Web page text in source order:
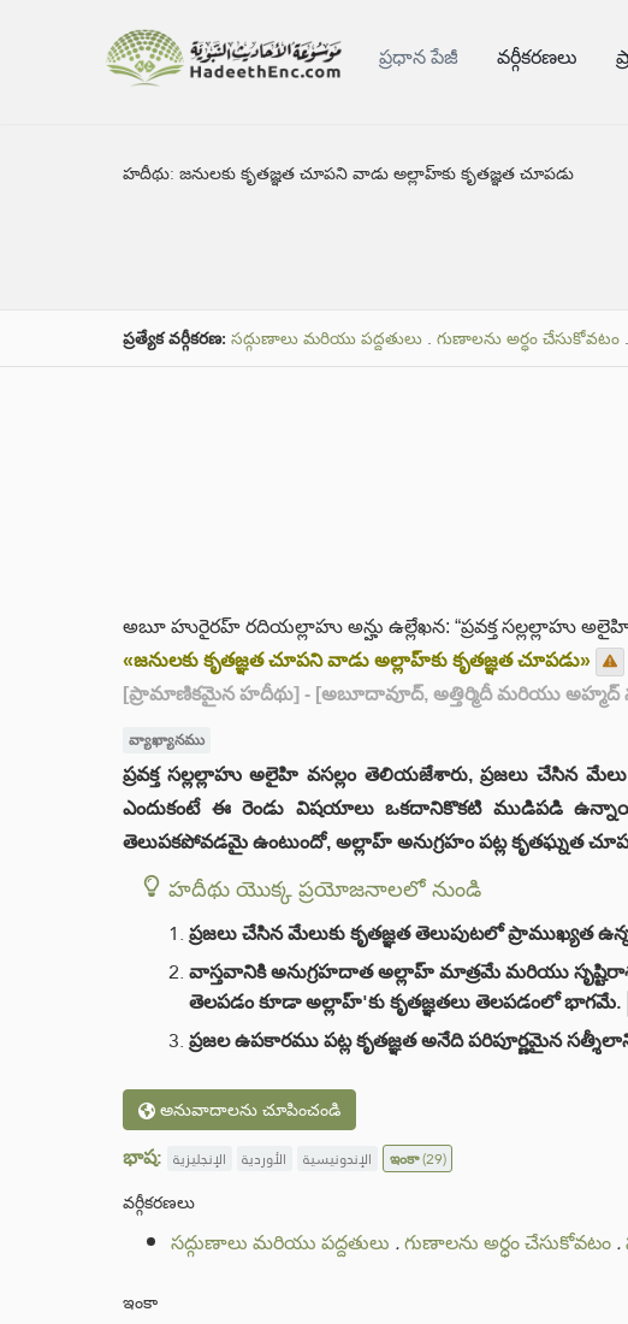
ప్రధాన పేజీ వర్గీకరణలు
హదీథు:జనులకు కృతజ్ఞత చూపని వాడు అల్లాహ్‌కు కృతజ్ఞత చూపడు
ప్రత్యేక వర్గీకరణ: సద్గుణాలు మరియు పద్దతులు . గుణాలను అర్ధం చేసుకోవటం .
అబూ హురైరహ్ రదియల్లాహు అన్హు ఉల్లేఖన: “ప్రవక్త సల్లల్లాహు
«జనులకు కృతజ్ఞత చూపని వాడు అల్లాహ్‌కు కృతజ్ఞత చూపడు»
[ప్రామాణికమైన హదీథు] - [అబూదావూద్, అత్తిర్మిదీ మరియు
వ్యాఖ్యానము
ప్రవక్త సల్లల్లాహు అలైహి వసల్లం తెలియజేశారు, ప్రజలు చేసిన
ఎందుకంటే ఈ రెండు విషయాలు ఒకదానికొకటి ముడిపడి
తెలుపకపోవడమై ఉంటుందో, అల్లాహ్ అనుగ్రహం పట్ల కృతఘ్నత
హదీథు యొక్క ప్రయోజనాలలో నుండి
ప్రజలు చేసిన మేలుకు కృతజ్ఞత తెలుపుటలో ప్రాముఖ్యత
వాస్తవానికి అనుగ్రహదాత అల్లాహ్ మాత్రమే మరియు
తెలపడం కూడా అల్లాహ్'కు కృతజ్ఞతలు తెలపడంలో భాగమే.
ప్రజల ఉపకారము పట్ల కృతజ్ఞత అనేది పరిపూర్ణమైన
అనువాదాలను చూపించండి
భాష: الإنجليزية الأوردية الإندونيسية ఇంకా(29)
వర్గీకరణలు
సద్గుణాలు మరియు పద్దతులు .గుణాలను అర్ధం చేసుకోవటం.
ఇంకా